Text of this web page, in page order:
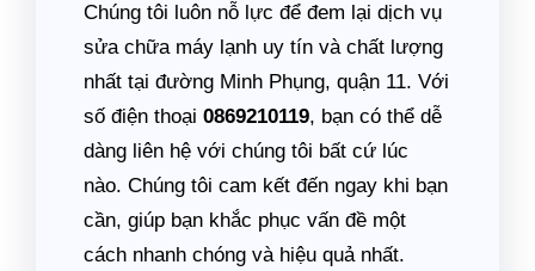
Chúng tôi luôn nỗ lực để đem lại dịch vụ
sửa chữa máy lạnh uy tín và chất lượng
nhất tại đường Minh Phụng, quận 11. Với
số điện thoại 0869210119, bạn có thể dễ
dàng liên hệ với chúng tôi bất cứ lúc
nào. Chúng tôi cam kết đến ngay khi bạn
cần, giúp bạn khắc phục vấn đề một
cách nhanh chóng và hiệu quả nhất.